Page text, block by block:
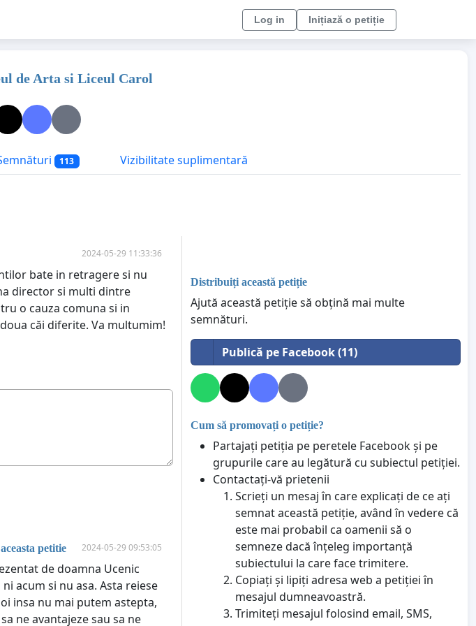
Log in Inițiază o petiție
de Arta si Liceul Carol
113 Vizibilitate suplimentară
2024-05-29 11:33:36
bate in retragere si nu
director si multi dintre
o cauza comuna si in
căi diferite. Va multumim!
petitie 2024-05-29 09:53:05
de doamna Ucenic
acum si nu asa. Asta reiese
insa nu mai putem astepta,
ne avantajeze sau sa ne
Distribuiți această petiție
Ajută această petiție să obțină mai multe
semnături.
Publică pe Facebook (11)
Cum să promovați o petiție?
Partajați petiția pe peretele Facebook și pe
grupurile care au legătură cu subiectul petiției.
Contactați-vă prietenii
Scrieți un mesaj în care explicați de ce ați
semnat această petiție, având în vedere că
este mai probabil ca oamenii să o
semneze dacă înțeleg importanță
subiectului la care face trimitere.
Copiați și lipiți adresa web a petiției în
mesajul dumneavoastră.
Trimiteți mesajul folosind email, SMS,